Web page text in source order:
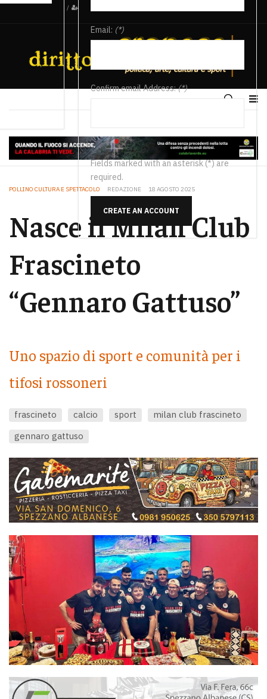
/
Email: (*)
Confirm email Address:(*)
Fields marked with an asterisk (*) are
required.
CREATE AN ACCOUNT
POLLINO CULTURA E SPETTACOLO REDAZIONE 18 AGOSTO 2025
Nasce il Milan Club
Frascineto
“Gennaro Gattuso”
Uno spazio di sport e comunità per i
tifosi rossoneri
frascineto calcio sport
milan club frascineto
gennaro gattuso